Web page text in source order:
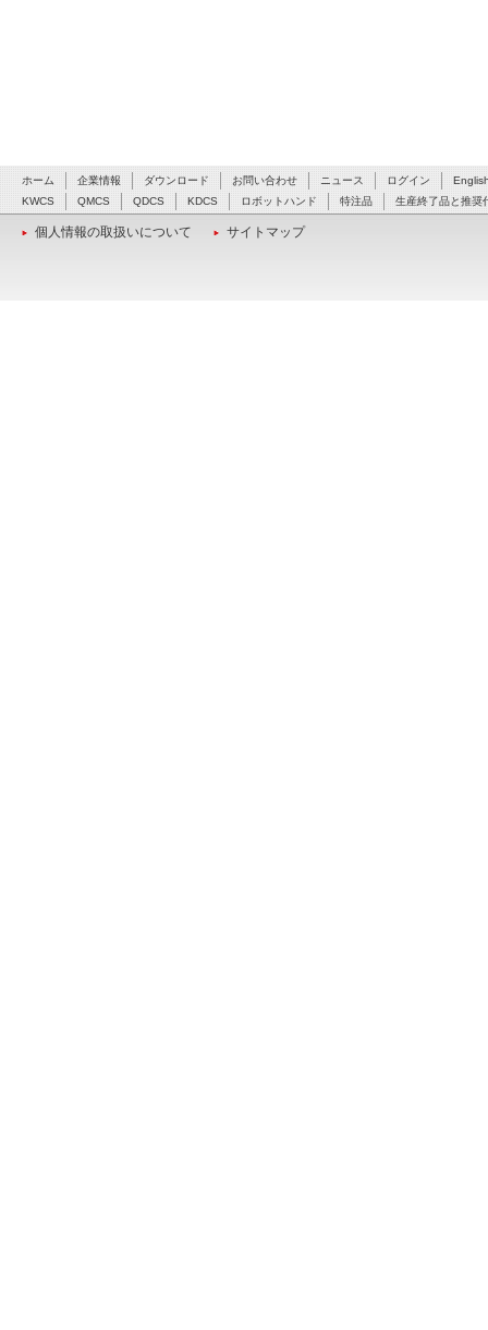
ホーム 企業情報 ダウンロード お問い合わせ ニュース ログイン
KWCS
QMCS QDCS KDCS ロボットハンド 特注品 生産終了品と推奨
個人情報の取扱いについて サイトマップ